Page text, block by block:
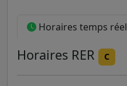
Horaires temps réel
Horaires RER C